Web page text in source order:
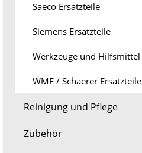
Saeco Ersatzteile
Siemens Ersatzteile
Werkzeuge und Hilfsmittel
WMF / Schaerer Ersatzteile
Reinigung und Pflege
Zubehör